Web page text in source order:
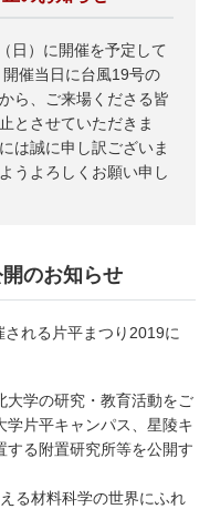
日）に開催を予定して
催当日に台風19号の
ら、ご来場くださる皆
とさせていただきま
は誠に申し訳ございま
うよろしくお願い申し
のお知らせ
れる片平まつり2019に
大学の研究・教育活動をご
学片平キャンパス、星陵キ
する附置研究所等を公開す
る材料科学の世界にふれ